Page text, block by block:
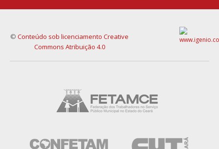
©Conteúdo sob licenciamento Creative
Commons Atribuição 4.0